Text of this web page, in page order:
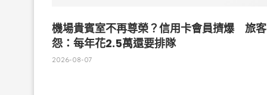
機場貴賓室不再尊榮？信用卡會員擠爆 旅客
怨：每年花2.5萬還要排隊
2026-08-07